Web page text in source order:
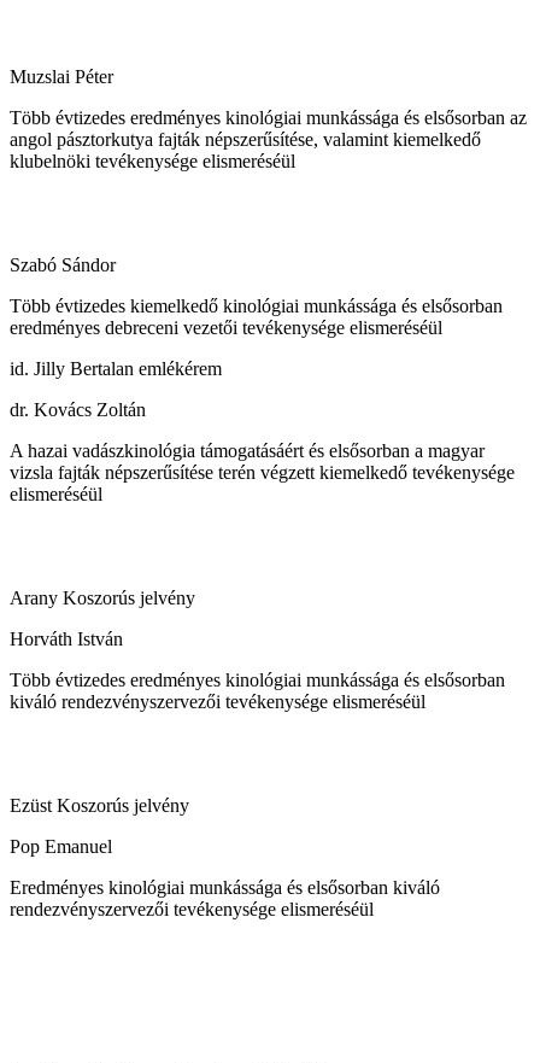
Muzslai Péter
Több évtizedes eredményes kinológiai munkássága és elsősorban az
angol pásztorkutya fajták népszerűsítése, valamint kiemelkedő
klubelnöki tevékenysége elismeréséül
Szabó Sándor
Több évtizedes kiemelkedő kinológiai munkássága és elsősorban
eredményes debreceni vezetői tevékenysége elismeréséül
id. Jilly Bertalan emlékérem
dr. Kovács Zoltán
A hazai vadászkinológia támogatásáért és elsősorban a magyar
vizsla fajták népszerűsítése terén végzett kiemelkedő tevékenysége
elismeréséül
Arany Koszorús jelvény
Horváth István
Több évtizedes eredményes kinológiai munkássága és elsősorban
kiváló rendezvényszervezői tevékenysége elismeréséül
Ezüst Koszorús jelvény
Pop Emanuel
Eredményes kinológiai munkássága és elsősorban kiváló
rendezvényszervezői tevékenysége elismeréséül